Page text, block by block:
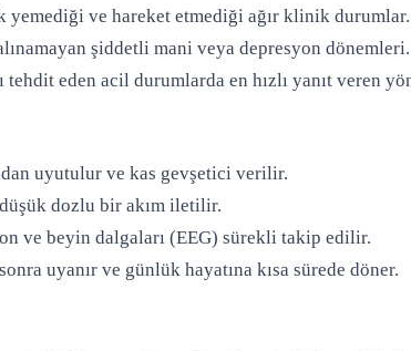
yemediği ve hareket etmediği ağır klinik durumlar.
şiddetli mani veya depresyon dönemleri.
tehdit eden acil durumlarda en hızlı yanıt veren
uyutulur ve kas gevşetici verilir.
dozlu bir akım iletilir.
ve beyin dalgaları (EEG) sürekli takip edilir.
uyanır ve günlük hayatına kısa sürede döner.